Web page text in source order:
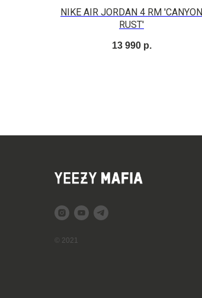
NIKE AIR JORDAN 4 RM 'CANYON
RUST'
13 990 р.
© 2021